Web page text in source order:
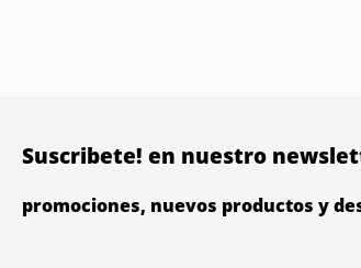
Suscribete! en nuestro
promociones, nuevos productos y